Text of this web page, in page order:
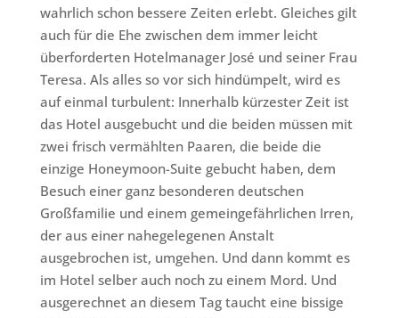
wahrlich schon bessere Zeiten erlebt. Gleiches gilt
auch für die Ehe zwischen dem immer leicht
überforderten Hotelmanager José und seiner Frau
Teresa. Als alles so vor sich hindümpelt, wird es
auf einmal turbulent: Innerhalb kürzester Zeit ist
das Hotel ausgebucht und die beiden müssen mit
zwei frisch vermählten Paaren, die beide die
einzige Honeymoon-Suite gebucht haben, dem
Besuch einer ganz besonderen deutschen
Großfamilie und einem gemeingefährlichen Irren,
der aus einer nahegelegenen Anstalt
ausgebrochen ist, umgehen. Und dann kommt es
im Hotel selber auch noch zu einem Mord. Und
ausgerechnet an diesem Tag taucht eine bissige